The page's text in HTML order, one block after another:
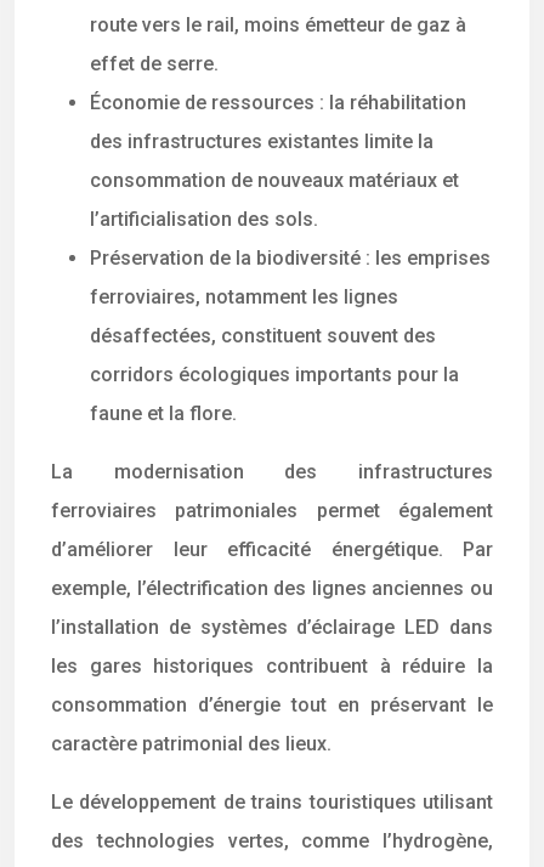
route vers le rail, moins émetteur de gaz à
effet de serre.
Économie de ressources : la réhabilitation
des infrastructures existantes limite la
consommation de nouveaux matériaux et
l’artificialisation des sols.
Préservation de la biodiversité : les emprises
ferroviaires, notamment les lignes
désaffectées, constituent souvent des
corridors écologiques importants pour la
faune et la flore.
La modernisation des infrastructures
ferroviaires patrimoniales permet également
d’améliorer leur efficacité énergétique. Par
exemple, l’électrification des lignes anciennes ou
l’installation de systèmes d’éclairage LED dans
les gares historiques contribuent à réduire la
consommation d’énergie tout en préservant le
caractère patrimonial des lieux.
Le développement de trains touristiques utilisant
des technologies vertes, comme l’hydrogène,